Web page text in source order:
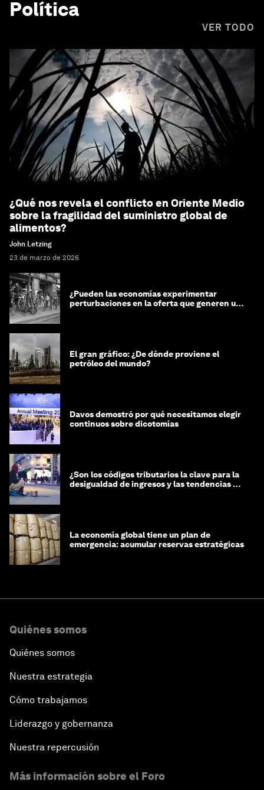
Política
VER TODO
¿Qué nos revela el conflicto en Oriente Medio
sobre la fragilidad del suministro global de
alimentos?
John Letzing
23 de marzo de 2026
¿Pueden las economías experimentar
perturbaciones en la oferta que generen un
El gran gráfico: ¿De dónde proviene el
petróleo del mundo?
Davos demostró por qué necesitamos elegir
continuos sobre dicotomías
¿Son los códigos tributarios la clave para la
desigualdad de ingresos y las tendencias de
La economía global tiene un plan de
emergencia: acumular reservas estratégicas
Quiénes somos
Quiénes somos
Nuestra estrategia
Cómo trabajamos
Liderazgo y gobernanza
Nuestra repercusión
Más información sobre el Foro